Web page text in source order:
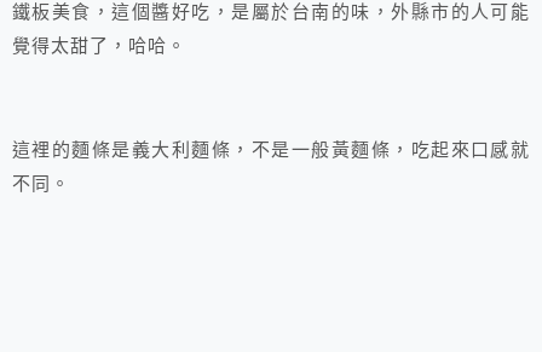
鐵板美食，這個醬好吃，是屬於台南的味，外縣市的人可能
覺得太甜了，哈哈。
這裡的麵條是義大利麵條，不是一般黃麵條，吃起來口感就
不同。